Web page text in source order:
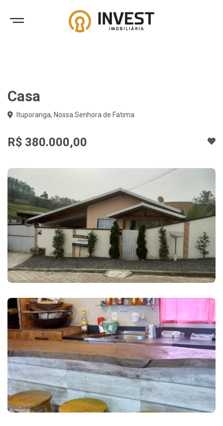
Casa
Ituporanga, Nossa Senhora de Fatima
R$ 380.000,00